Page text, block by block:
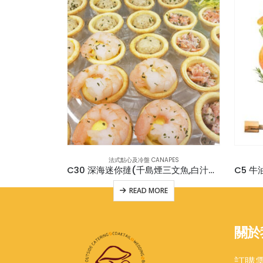
法式點心及冷盤 CANAPES
C30 深海迷你撻(千島煙三文魚,白汁吞拿魚,鮮蝦蛋沙律)各8件 (共24件)
READ MORE
關